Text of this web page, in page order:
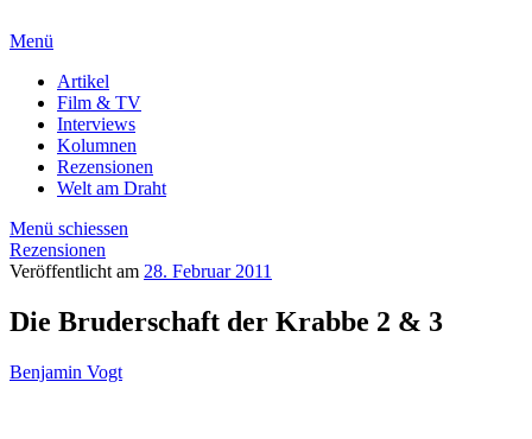
Menü
Artikel
Film & TV
Interviews
Kolumnen
Rezensionen
Welt am Draht
Menü schiessen
Rezensionen
Veröffentlicht am 28. Februar 2011
Die Bruderschaft der Krabbe 2 & 3
Benjamin Vogt